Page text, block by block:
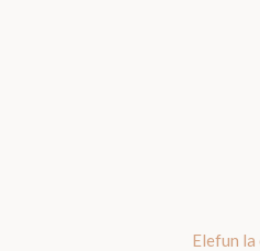
Elefun la